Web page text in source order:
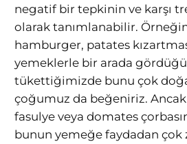
negatif bir tepkinin ve karşı
olarak tanımlanabilir.
hamburger, patates
yemeklerle bir arada
tükettiğimizde bunu çok
çoğumuz da beğeniriz.
fasulye veya domates
bunun yemeğe faydadan çok